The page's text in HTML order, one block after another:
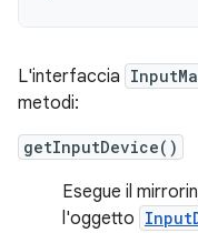
L'interfaccia
metodi:
getInputDevice()
Esegue il
l'oggetto